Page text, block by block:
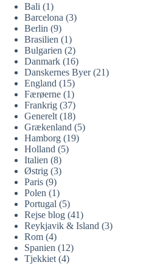
Bali (1)
Barcelona (3)
Berlin (9)
Brasilien (1)
Bulgarien (2)
Danmark (16)
Danskernes Byer(21)
England (15)
Færøerne (1)
Frankrig (37)
Generelt (18)
Grækenland (5)
Hamborg (19)
Holland (5)
Italien (8)
Østrig (3)
Paris (9)
Polen (1)
Portugal (5)
Rejse blog (41)
Reykjavik & Island (3)
Rom (4)
Spanien (12)
Tjekkiet (4)